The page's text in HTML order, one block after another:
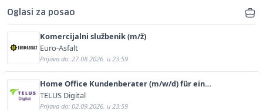
Oglasi za posao
Komercijalni službenik (m/ž)
Euro-Asfalt
Prijava do: 27.08.2026. u 23:59
Home Office Kundenberater (m/w/d) für ein
renommiertes Schuhunternehmen
TELUS Digital
Prijava do: 02.09.2026. u 23:59